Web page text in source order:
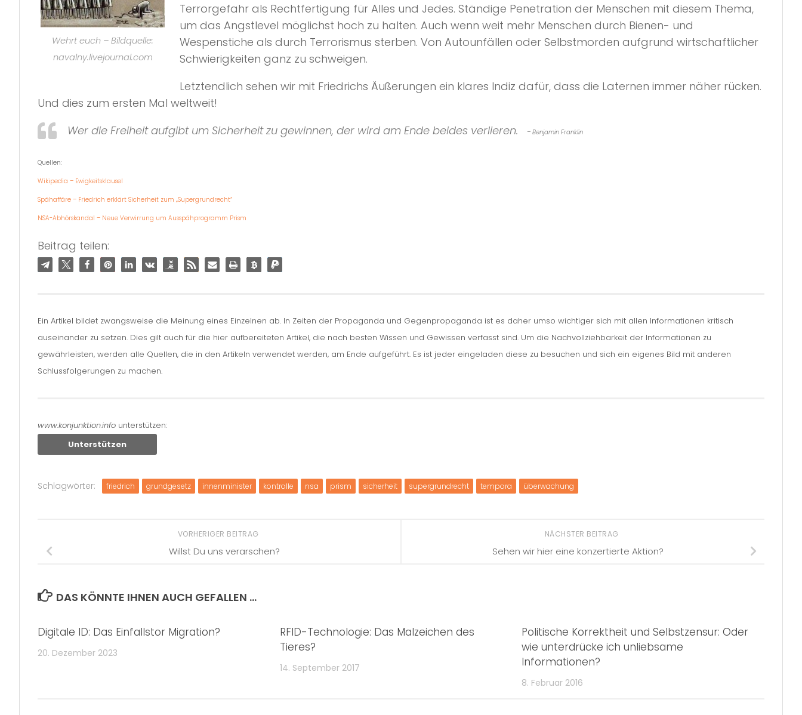
Wehrt euch – Bildquelle:
navalny.livejournal.com
Terrorgefahr als Rechtfertigung für Alles und Jedes. Ständige Penetration der Menschen mit diesem Thema,
um das Angstlevel möglichst hoch zu halten. Auch wenn weit mehr Menschen durch Bienen- und
Wespenstiche als durch Terrorismus sterben. Von Autounfällen oder Selbstmorden aufgrund wirtschaftlicher
Schwierigkeiten ganz zu schweigen.
Letztendlich sehen wir mit Friedrichs Äußerungen ein klares Indiz dafür, dass die Laternen immer näher rücken.
Und dies zum ersten Mal weltweit!
Wer die Freiheit aufgibt um Sicherheit zu gewinnen, der wird am Ende beides verlieren.
– Benjamin Franklin
Quellen:
Wikipedia – Ewigkeitsklausel
Spähaffäre – Friedrich erklärt Sicherheit zum „Supergrundrecht“
NSA-Abhörskandal – Neue Verwirrung um Ausspähprogramm Prism
Beitrag teilen:
Ein Artikel bildet zwangsweise die Meinung eines Einzelnen ab. In Zeiten der Propaganda und Gegenpropaganda ist es daher umso wichtiger sich mit allen Informationen kritisch
auseinander zu setzen. Dies gilt auch für die hier aufbereiteten Artikel, die nach besten Wissen und Gewissen verfasst sind. Um die Nachvollziehbarkeit der Informationen zu
gewährleisten, werden alle Quellen, die in den Artikeln verwendet werden, am Ende aufgeführt. Es ist jeder eingeladen diese zu besuchen und sich ein eigenes Bild mit anderen
Schlussfolgerungen zu machen.
www.konjunktion.info unterstützen:
Unterstützen
Schlagwörter: friedrich grundgesetz innenminister kontrolle nsa prism sicherheit supergrundrecht tempora überwachung
NÄCHSTER BEITRAG
Sehen wir hier eine konzertierte Aktion?
VORHERIGER BEITRAG
Willst Du uns verarschen?
DAS KÖNNTE IHNEN AUCH GEFALLEN …
Digitale ID: Das Einfallstor Migration?
20. Dezember 2023
RFID-Technologie: Das Malzeichen des
Tieres?
14. September 2017
Politische Korrektheit und Selbstzensur: Oder
wie unterdrücke ich unliebsame
Informationen?
8. Februar 2016